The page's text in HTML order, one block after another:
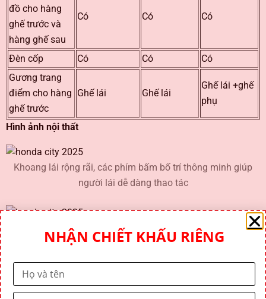
đồ cho hàng
ghế trước và
hàng ghế sau
Có Có Có
Đèn cốp Có Có
Có
Gương trang
điểm cho hàng
ghế trước
Ghế lái Ghế lái
Ghế lái +ghế
phụ
Hình ảnh nội thất
Khoang lái rộng rãi, các phím bấm bố trí thông minh giúp
người lái dễ dàng thao tác
Chất liệu nội thất cao cấp, độ hoàn thiện cao
Ghế lái điều chỉnh 6 hướng, thiết kế ôm lưng
NHẬN CHIẾT KHẤU RIÊNG